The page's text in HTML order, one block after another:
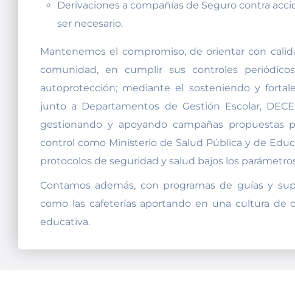
Derivaciones a compañías de Seguro contra
ser necesario.
Mantenemos el compromiso, de orientar con
comunidad, en cumplir sus controles
autoprotección; mediante el sosteniendo y
junto a Departamentos de Gestión Escolar,
gestionando y apoyando campañas
control como Ministerio de Salud Pública y de
protocolos de seguridad y salud bajos los
Contamos además, con programas de guías y
como las cafeterías aportando en una cultura de
educativa.